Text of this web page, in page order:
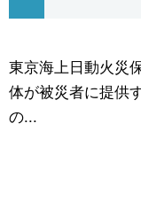
社会
文化
科学・技術
旅と暮らし
動画/Live
Books
暮らし
スポーツ・東京2020
東京海上日動火災
体が被災者に提供
の...